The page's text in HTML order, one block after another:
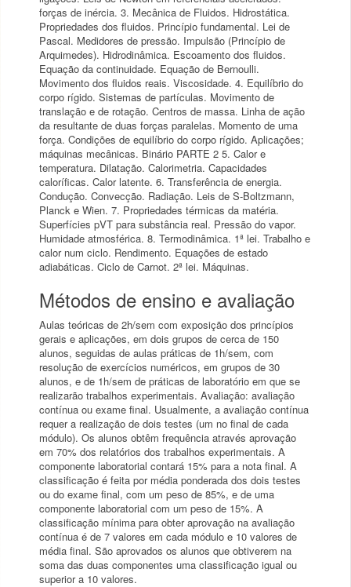
forças de inércia. 3. Mecânica de Fluidos. Hidrostática.
Propriedades dos fluidos. Princípio fundamental. Lei de
Pascal. Medidores de pressão. Impulsão (Princípio de
Arquimedes). Hidrodinâmica. Escoamento dos fluidos.
Equação da continuidade. Equação de Bernoulli.
Movimento dos fluidos reais. Viscosidade. 4. Equilíbrio do
corpo rígido. Sistemas de partículas. Movimento de
translação e de rotação. Centros de massa. Linha de ação
da resultante de duas forças paralelas. Momento de uma
força. Condições de equilíbrio do corpo rígido. Aplicações;
máquinas mecânicas. Binário PARTE 2 5. Calor e
temperatura. Dilatação. Calorimetria. Capacidades
caloríficas. Calor latente. 6. Transferência de energia.
Condução. Convecção. Radiação. Leis de S-Boltzmann,
Planck e Wien. 7. Propriedades térmicas da matéria.
Superfícies pVT para substância real. Pressão do vapor.
Humidade atmosférica. 8. Termodinâmica. 1ª lei. Trabalho e
calor num ciclo. Rendimento. Equações de estado
adiabáticas. Ciclo de Carnot. 2ª lei. Máquinas.
Métodos de ensino e avaliação
Aulas teóricas de 2h/sem com exposição dos princípios
gerais e aplicações, em dois grupos de cerca de 150
alunos, seguidas de aulas práticas de 1h/sem, com
resolução de exercícios numéricos, em grupos de 30
alunos, e de 1h/sem de práticas de laboratório em que se
realizarão trabalhos experimentais. Avaliação: avaliação
contínua ou exame final. Usualmente, a avaliação contínua
requer a realização de dois testes (um no final de cada
módulo). Os alunos obtêm frequência através aprovação
em 70% dos relatórios dos trabalhos experimentais. A
componente laboratorial contará 15% para a nota final. A
classificação é feita por média ponderada dos dois testes
ou do exame final, com um peso de 85%, e de uma
componente laboratorial com um peso de 15%. A
classificação mínima para obter aprovação na avaliação
contínua é de 7 valores em cada módulo e 10 valores de
média final. São aprovados os alunos que obtiverem na
soma das duas componentes uma classificação igual ou
superior a 10 valores.